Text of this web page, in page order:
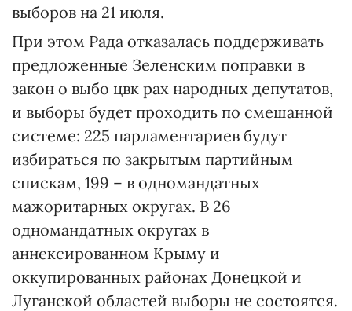
выборов на 21 июля.
При этом Рада отказалась поддерживать
предложенные Зеленским поправки в
закон о выбо цвк рах народных депутатов,
и выборы будет проходить по смешанной
системе: 225 парламентариев будут
избираться по закрытым партийным
спискам, 199 – в одномандатных
мажоритарных округах. В 26
одномандатных округах в
аннексированном Крыму и
оккупированных районах Донецкой и
Луганской областей выборы не состоятся.